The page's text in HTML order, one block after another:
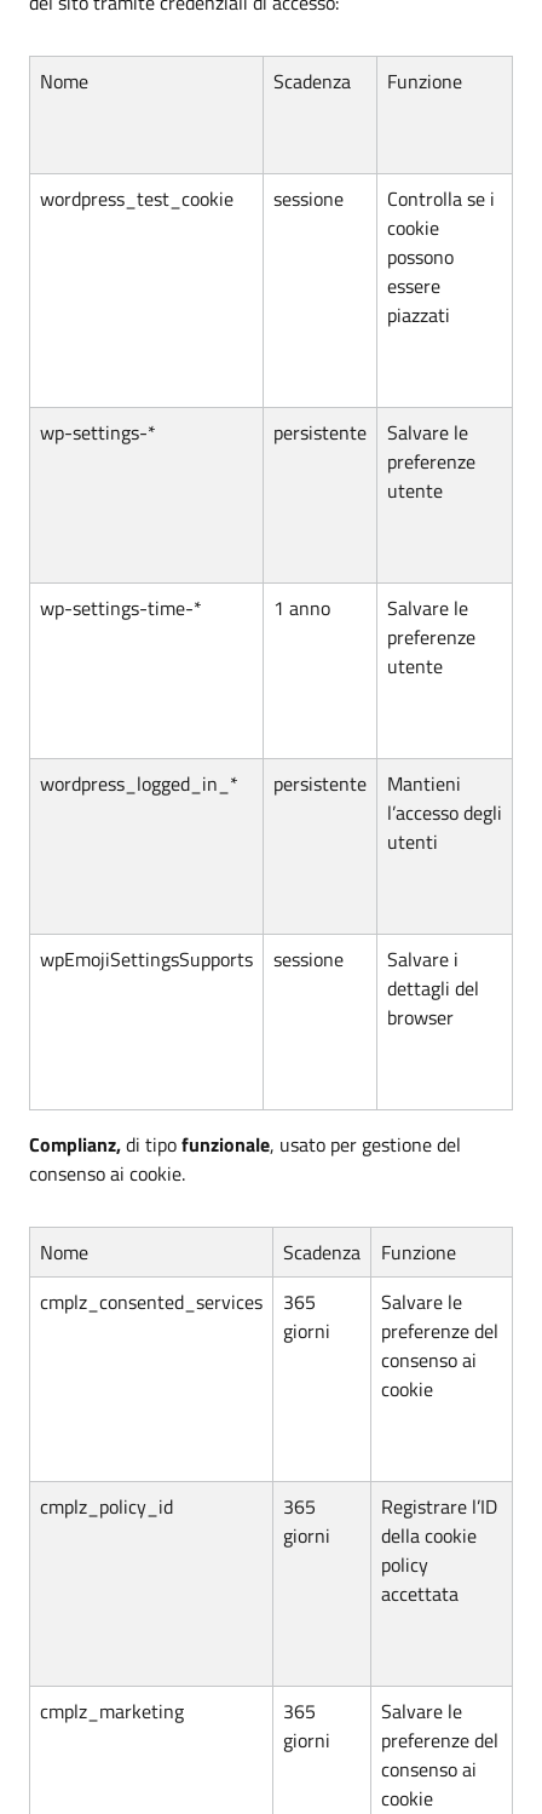
Nome Scadenza Funzione
wordpress_test_cookie sessione
Controlla se i
cookie
possono
essere
piazzati
wp-settings-* persistente
Salvare le
preferenze
utente
wp-settings-time-* 1 anno
Salvare le
preferenze
utente
wordpress_logged_in_* persistente
Mantieni
l’accesso degli
utenti
wpEmojiSettingsSupports sessione
Salvare i
dettagli del
browser
Complianz,di tipofunzionale, usato per gestione del
consenso ai cookie.
Nome Scadenza
Funzione
cmplz_consented_services
365
giorni
Salvare le
preferenze del
consenso ai
cookie
cmplz_policy_id
365
giorni
Registrare l’ID
della cookie
policy
accettata
cmplz_marketing
365
giorni
Salvare le
preferenze del
consenso ai
cookie